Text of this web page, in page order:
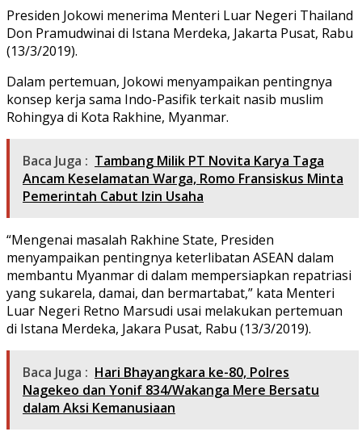
Presiden Jokowi menerima Menteri Luar Negeri Thailand
Don Pramudwinai di Istana Merdeka, Jakarta Pusat, Rabu
(13/3/2019).
Dalam pertemuan, Jokowi menyampaikan pentingnya
konsep kerja sama Indo-Pasifik terkait nasib muslim
Rohingya di Kota Rakhine, Myanmar.
Baca Juga : Tambang Milik PT Novita Karya Taga
Ancam Keselamatan Warga, Romo Fransiskus Minta
Pemerintah Cabut Izin Usaha
“Mengenai masalah Rakhine State, Presiden
menyampaikan pentingnya keterlibatan ASEAN dalam
membantu Myanmar di dalam mempersiapkan repatriasi
yang sukarela, damai, dan bermartabat,” kata Menteri
Luar Negeri Retno Marsudi usai melakukan pertemuan
di Istana Merdeka, Jakara Pusat, Rabu (13/3/2019).
Baca Juga : Hari Bhayangkara ke-80, Polres
Nagekeo dan Yonif 834/Wakanga Mere Bersatu
dalam Aksi Kemanusiaan